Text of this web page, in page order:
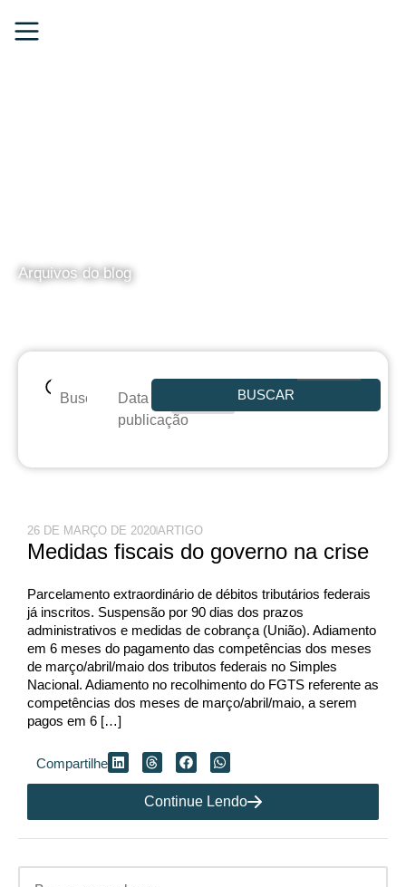
Arquivos do blog
Data de
publicação
BUSCAR
26 DE MARÇO DE 2020ARTIGO
Medidas fiscais do governo na crise
Parcelamento extraordinário de débitos tributários federais
já inscritos. Suspensão por 90 dias dos prazos
administrativos e medidas de cobrança (União). Adiamento
em 6 meses do pagamento das competências dos meses
de março/abril/maio dos tributos federais no Simples
Nacional. Adiamento no recolhimento do FGTS referente as
competências dos meses de março/abril/maio, a serem
pagos em 6 […]
Compartilhe
Continue Lendo